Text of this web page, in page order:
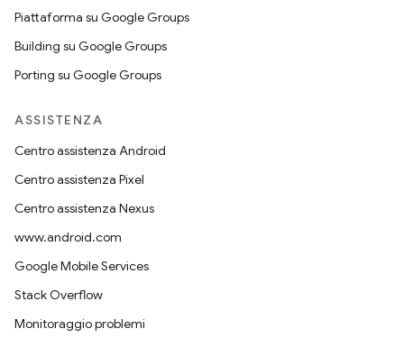
Piattaforma su Google Groups
Building su Google Groups
Porting su Google Groups
ASSISTENZA
Centro assistenza Android
Centro assistenza Pixel
Centro assistenza Nexus
www.android.com
Google Mobile Services
Stack Overflow
Monitoraggio problemi